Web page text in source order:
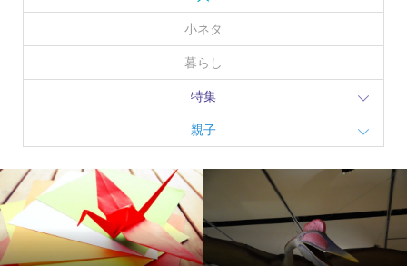
小ネタ
暮らし
特集
親子